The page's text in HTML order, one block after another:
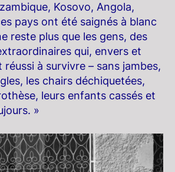
Kosovo, Angola,
pays ont été saignés à blanc
reste plus que les gens, des
qui, envers et
à survivre – sans jambes,
les chairs déchiquetées,
leurs enfants cassés et
»